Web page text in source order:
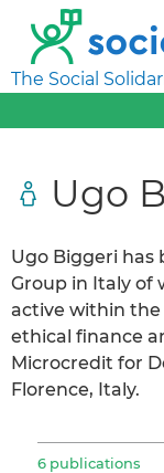
The Social
Ugo
Ugo Biggeri has
Group in Italy of
active within
ethical finance
Microcredit for
Florence, Italy.
6 publications